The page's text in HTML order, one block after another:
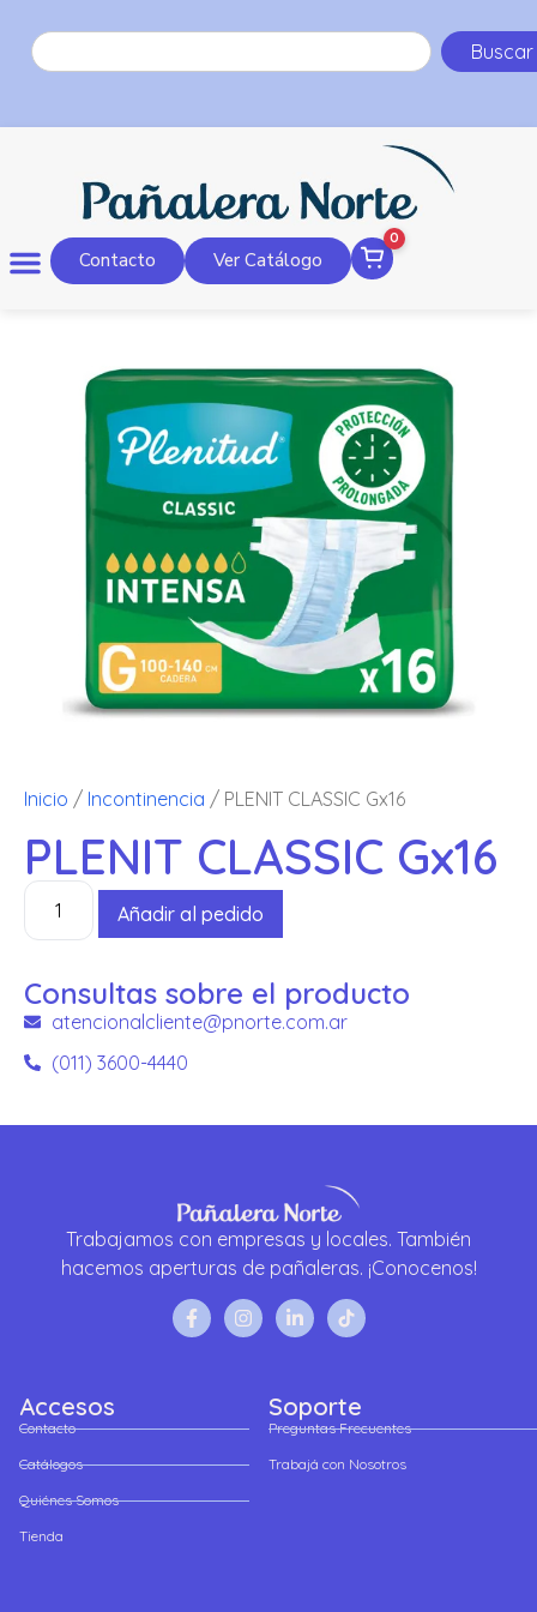
Buscar
Contacto Ver Catálogo
0
Inicio / Incontinencia / PLENIT CLASSIC Gx16
PLENIT CLASSIC Gx16
Añadir al pedido
Consultas sobre el producto
atencionalcliente@pnorte.com.ar
(011) 3600-4440
Trabajamos con empresas y locales. También
hacemos aperturas de pañaleras. ¡Conocenos!
Accesos
Contacto
Catálogos
Quiénes Somos
Tienda
Soporte
Preguntas Frecuentes
Trabajá con Nosotros